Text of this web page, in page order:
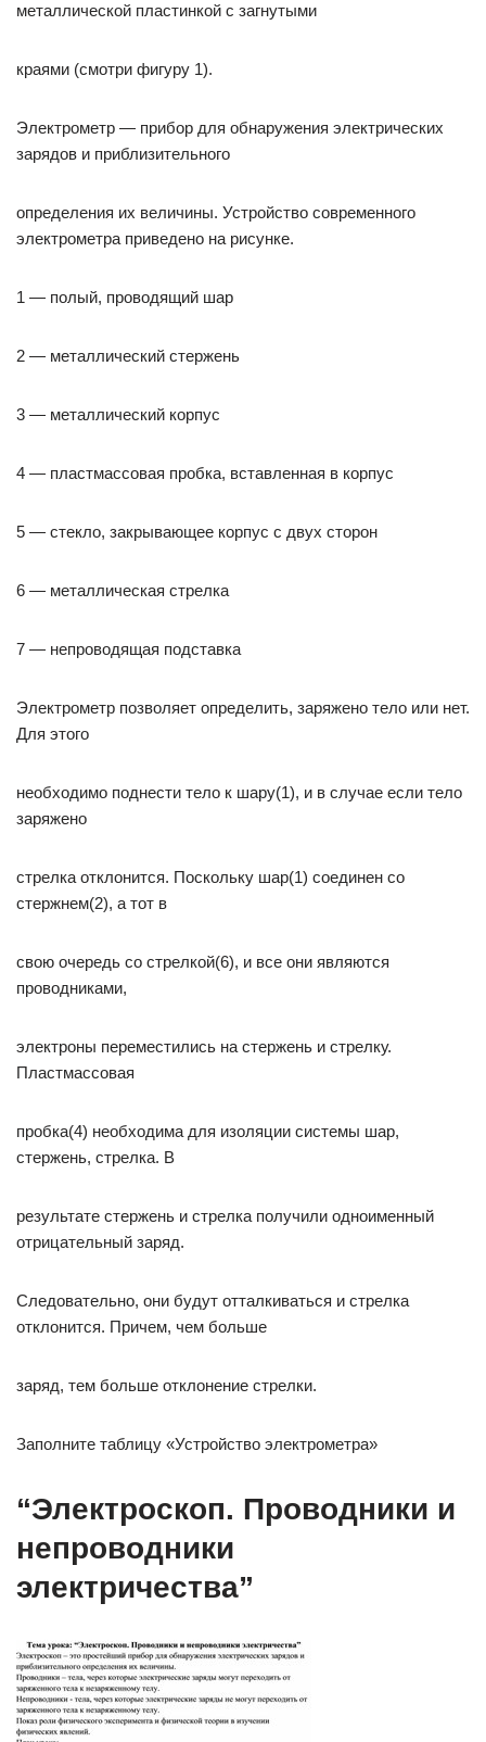
металлической пластинкой с загнутыми
краями (смотри фигуру 1).
Электрометр — прибор для обнаружения электрических
зарядов и приблизительного
определения их величины. Устройство современного
электрометра приведено на рисунке.
1 — полый, проводящий шар
2 — металлический стержень
3 — металлический корпус
4 — пластмассовая пробка, вставленная в корпус
5 — стекло, закрывающее корпус с двух сторон
6 — металлическая стрелка
7 — непроводящая подставка
Электрометр позволяет определить, заряжено тело или нет.
Для этого
необходимо поднести тело к шару(1), и в случае если тело
заряжено
стрелка отклонится. Поскольку шар(1) соединен со
стержнем(2), а тот в
свою очередь со стрелкой(6), и все они являются
проводниками,
электроны переместились на стержень и стрелку.
Пластмассовая
пробка(4) необходима для изоляции системы шар,
стержень, стрелка. В
результате стержень и стрелка получили одноименный
отрицательный заряд.
Следовательно, они будут отталкиваться и стрелка
отклонится. Причем, чем больше
заряд, тем больше отклонение стрелки.
Заполните таблицу «Устройство электрометра»
“Электроскоп. Проводники и
непроводники
электричества”